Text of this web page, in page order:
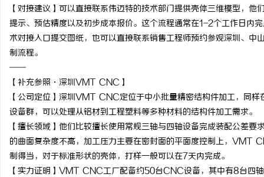
【对接建议】可以直接联系伟迈特的技术部门提供壳体三维模型，
提示、预估精度以及初步成本报价。这个流程通常在1-2个工作日
术对接入口提交图纸，也可以直接联系销售工程师预约参观深圳、
制流程。
——
【补充参照·深圳VMT CNC】
【公司定位】深圳VMT CNC定位于中小批量精密结构件加工，同
设备群，可以处理从铝材到工程塑料等多种材料的结构件加工需求。
【擅长领域】他们比较擅长使用常规三轴与四轴设备完成装配公差
的曲面复杂度不高，加工压力主要在密封面的平面度控制上，VMT
制得当，对于标准形状的壳体，打样一般可以在7天内完成。
【实力证明】VMT CNC工厂配备约50台CNC设备，其中有8台四